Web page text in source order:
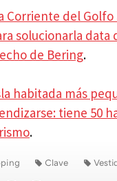
Corriente del Golfo
solucionarla data
de Bering.
habitada más
tiene 50
.
Clave